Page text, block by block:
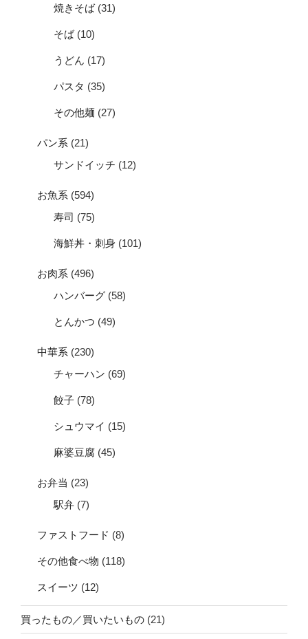
焼きそば(31)
そば(10)
うどん (17)
パスタ (35)
その他麺 (27)
パン系 (21)
サンドイッチ (12)
お魚系 (594)
寿司 (75)
海鮮丼・刺身 (101)
お肉系 (496)
ハンバーグ (58)
とんかつ (49)
中華系 (230)
チャーハン (69)
餃子 (78)
シュウマイ (15)
麻婆豆腐 (45)
お弁当 (23)
駅弁 (7)
ファストフード (8)
その他食べ物 (118)
スイーツ (12)
買ったもの／買いたいもの (21)